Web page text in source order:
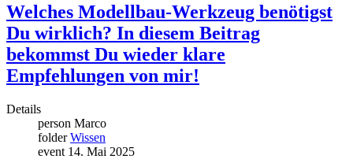
Welches Modellbau-Werkzeug benötigst
Du wirklich? In diesem Beitrag
bekommst Du wieder klare
Empfehlungen von mir!
Details
person Marco
folder Wissen
event 14. Mai 2025